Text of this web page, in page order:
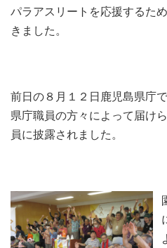
パラアスリートを応援するた
きました。
前日の８月１２日鹿児島県庁
県庁職員の方々によって届け
員に披露されました。